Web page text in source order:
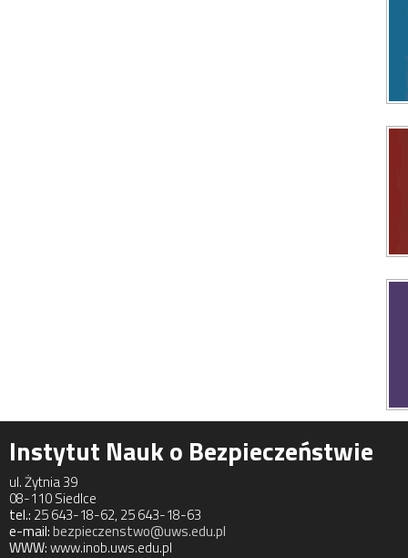
Instytut Nauk o Bezpieczeństwie
ul. Żytnia 39
08-110 Siedlce
tel.: 25 643-18-62, 25 643-18-63
e-mail:bezpieczenstwo@uws.edu.pl
WWW:www.inob.uws.edu.pl